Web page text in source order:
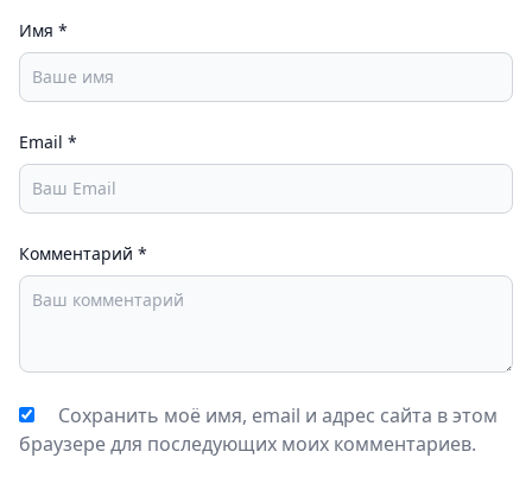
Имя *
Email *
Комментарий *
Сохранить моё имя, email и адрес сайта в этом
браузере для последующих моих комментариев.